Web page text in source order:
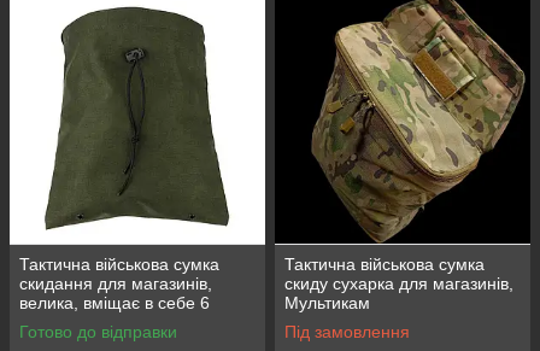
Тактична військова сумка
скидання для магазинів,
велика, вміщає в себе 6
магазинів Хакі
Готово до відправки
Тактична військова сумка
скиду сухарка для магазинів,
Мультикам
Під замовлення